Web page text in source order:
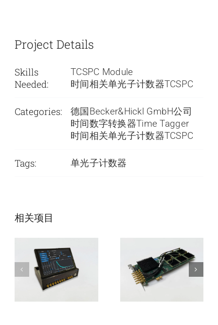
Project Details
Skills
Needed:
TCSPC Module
时间相关单光子计数器TCSPC
Categories:
德国Becker&Hickl GmbH公司
时间数字转换器Time Tagger
时间相关单光子计数器TCSPC
Tags: 单光子计数器
相关项目
携时间相关单光